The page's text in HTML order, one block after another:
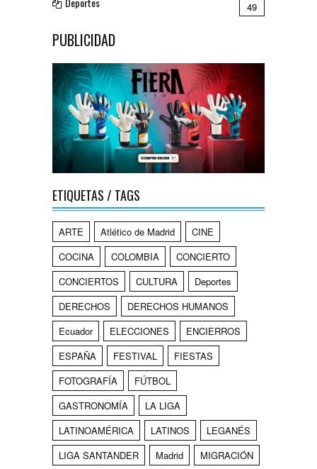
49
PUBLICIDAD
ETIQUETAS / TAGS
ARTE Atlético de Madrid
CINE
COCINA
COLOMBIA
CONCIERTO
CONCIERTOS
CULTURA
Deportes
DERECHOS
DERECHOS HUMANOS
Ecuador
ELECCIONES
ENCIERROS
ESPAÑA
FESTIVAL
FIESTAS
FOTOGRAFÍA
FÚTBOL
GASTRONOMÍA
LA LIGA
LATINOAMÉRICA
LATINOS
LEGANÉS
LIGA SANTANDER
Madrid
MIGRACIÓN